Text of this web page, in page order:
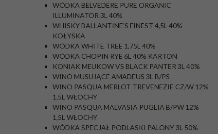
WÓDKA BELVEDERE PURE ORGANIC
ILLUMINATOR 3L 40%
WHISKY BALLANTINE'S FINEST 4,5L 40%
KOŁYSKA
WÓDKA WHITE TREE 1,75L 40%
WÓDKA CHOPIN RYE 6L 40% KARTON
KONIAK MEUKOW VS BLACK PANTER 3L 40%
WINO MUSUJĄCE AMADEUS 3L B/PS
WINO PASQUA MERLOT TREVENEZIE CZ/W 12%
1,5L WŁOCHY
WINO PASQUA MALVASIA PUGLIA B/PW 12%
1,5L WŁOCHY
WÓDKA SPECJAŁ PODLASKI PALONY 3L 50%